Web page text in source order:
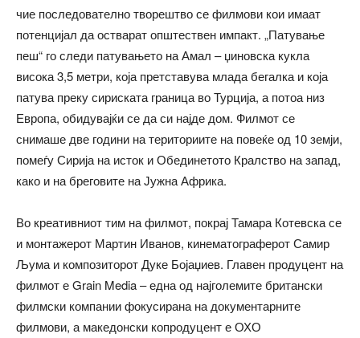
чие последователно творештво се филмови кои имаат
потенцијал да остварат општествен импакт. „Патување
пеш“ го следи патувањето на Амал – џиновска кукла
висока 3,5 метри, која претставува млада бегалка и која
патува преку сириската граница во Турција, а потоа низ
Европа, обидувајќи се да си најде дом. Филмот се
снимаше две години на териториите на повеќе од 10 земји,
помеѓу Сирија на исток и Обединетото Кралство на запад,
како и на бреговите на Јужна Африка.
Во креативниот тим на филмот, покрај Тамара Котевска се
и монтажерот Мартин Иванов, кинематограферот Самир
Љума и композиторот Дуке Бојаџиев. Главен продуцент на
филмот е Grain Media – една од најголемите британски
филмски компании фокусирана на документарните
филмови, а македонски копродуцент е ОХО